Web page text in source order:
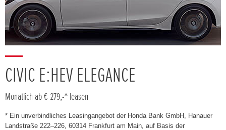
CIVIC E:HEV ELEGANCE
Monatlich ab € 279,-* leasen
* Ein unverbindliches Leasingangebot der Honda Bank GmbH, Hanauer
Landstraße 222–226, 60314 Frankfurt am Main, auf Basis der